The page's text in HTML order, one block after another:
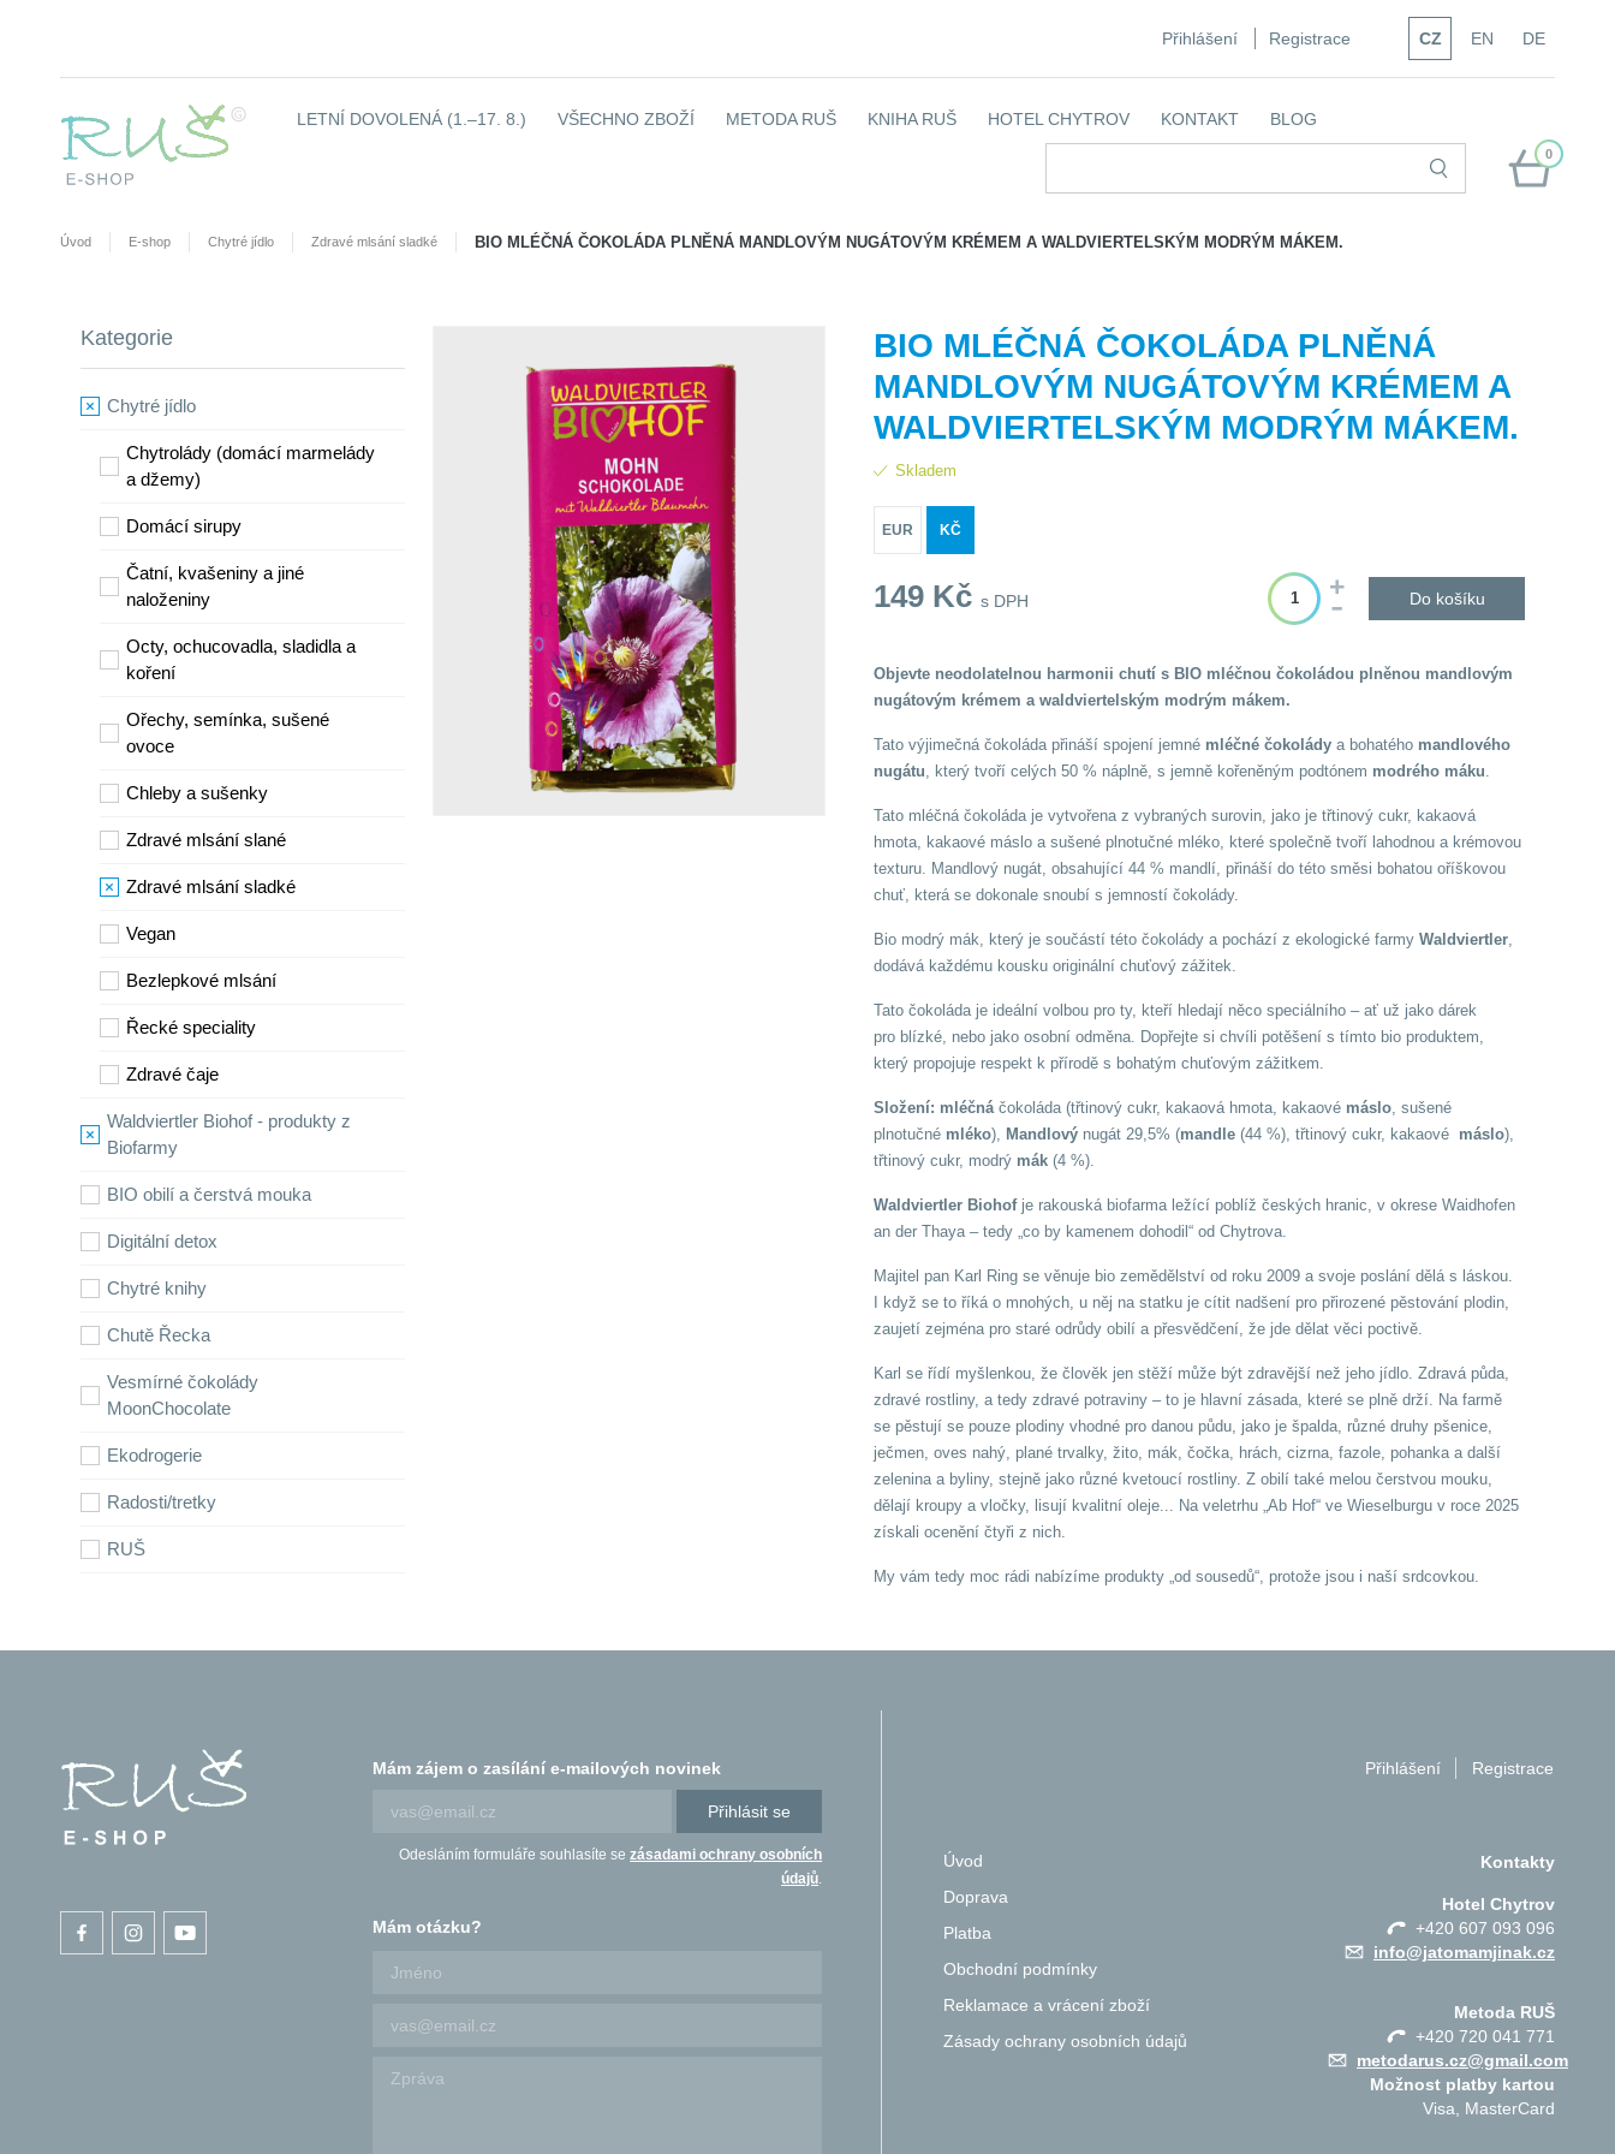
Přihlášení Registrace CZ EN DE
LETNÍ DOVOLENÁ (1.–17. 8.) VŠECHNO ZBOŽÍ METODA RUŠ KNIHA RUŠ HOTEL CHYTROV KONTAKT BLOG
0
Úvod E-shop Chytré jídlo Zdravé mlsání sladké BIO MLÉČNÁ ČOKOLÁDA PLNĚNÁ MANDLOVÝM NUGÁTOVÝM KRÉMEM A WALDVIERTELSKÝM MODRÝM MÁKEM.
Kategorie
Chytré jídlo
Chytrolády (domácí marmelády
a džemy)
​Domácí sirupy
Čatní, kvašeniny a jiné
naloženiny
Octy, ochucovadla, sladidla a
koření
Ořechy, semínka, sušené
ovoce
Chleby a sušenky
Zdravé mlsání slané
Zdravé mlsání sladké
Vegan
Bezlepkové mlsání
Řecké speciality
Zdravé čaje
Waldviertler Biohof - produkty z
Biofarmy
BIO obilí a čerstvá mouka
Digitální detox
Chytré knihy
Chutě Řecka
Vesmírné čokolády
MoonChocolate
Ekodrogerie
Radosti/tretky
RUŠ
BIO MLÉČNÁ ČOKOLÁDA PLNĚNÁ
MANDLOVÝM NUGÁTOVÝM KRÉMEM A
WALDVIERTELSKÝM MODRÝM MÁKEM.
Skladem
EUR KČ
149Kč s DPH Do košíku
Objevte neodolatelnou harmonii chutí s BIO mléčnou čokoládou plněnou mandlovým
nugátovým krémem a waldviertelským modrým mákem.
Tato výjimečná čokoláda přináší spojení jemné mléčné čokoládya bohatého mandlového
nugátu, který tvoří celých 50 % náplně, s jemně kořeněným podtónem modrého máku.
Tato mléčná čokoláda je vytvořena z vybraných surovin, jako je třtinový cukr, kakaová
hmota, kakaové máslo a sušené plnotučné mléko, které společně tvoří lahodnou a krémovou
texturu. Mandlový nugát, obsahující 44 % mandlí, přináší do této směsi bohatou oříškovou
chuť, která se dokonale snoubí s jemností čokolády.
Bio modrý mák, který je součástí této čokolády a pochází z ekologické farmy Waldviertler,
dodává každému kousku originální chuťový zážitek.
Tato čokoláda je ideální volbou pro ty, kteří hledají něco speciálního – ať už jako dárek
pro blízké, nebo jako osobní odměna. Dopřejte si chvíli potěšení s tímto bio produktem,
který propojuje respekt k přírodě s bohatým chuťovým zážitkem.
Složení: mléčnáčokoláda (třtinový cukr, kakaová hmota, kakaové máslo, sušené
plnotučné mléko), Mandlovýnugát 29,5% (mandle(44 %), třtinový cukr, kakaové máslo),
třtinový cukr, modrý mák(4 %).
Waldviertler Biohofje rakouská biofarma ležící poblíž českých hranic, v okrese Waidhofen
an der Thaya – tedy „co by kamenem dohodil“ od Chytrova.
Majitel pan Karl Ring se věnuje bio zemědělství od roku 2009 a svoje poslání dělá s láskou.
I když se to říká o mnohých, u něj na statku je cítit nadšení pro přirozené pěstování plodin,
zaujetí zejména pro staré odrůdy obilí a přesvědčení, že jde dělat věci poctivě.
Karl se řídí myšlenkou, že člověk jen stěží může být zdravější než jeho jídlo. Zdravá půda,
zdravé rostliny, a tedy zdravé potraviny – to je hlavní zásada, které se plně drží. Na farmě
se pěstují se pouze plodiny vhodné pro danou půdu, jako je špalda, různé druhy pšenice,
ječmen, oves nahý, plané trvalky, žito, mák, čočka, hrách, cizrna, fazole, pohanka a další
zelenina a byliny, stejně jako různé kvetoucí rostliny. Z obilí také melou čerstvou mouku,
dělají kroupy a vločky, lisují kvalitní oleje... Na veletrhu „Ab Hof“ ve Wieselburgu v roce 2025
získali ocenění čtyři z nich.
My vám tedy moc rádi nabízíme produkty „od sousedů“, protože jsou i naší srdcovkou.
Mám zájem o zasílání e-mailových novinek
Přihlásit se
Odesláním formuláře souhlasíte sezásadami ochrany osobních
údajů.
Mám otázku?
Přihlášení Registrace
Úvod
Doprava
Platba
Obchodní podmínky
Reklamace a vrácení zboží
Zásady ochrany osobních údajů
Kontakty
Hotel Chytrov
+420 607 093 096
info@jatomamjinak.cz
Metoda RUŠ
+420 720 041 771
metodarus.cz@gmail.com
Možnost platby kartou
Visa, MasterCard